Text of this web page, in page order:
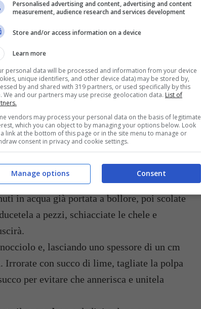
1 CIPOLLA ROSSA 2LIME
in acqua già portata a bollore, poi scolate
a pezzi, schiacciate le chele e
e, lasciando uno spessore di un cm
Irrorate con succo di lime, tagliate la polpa
per evitare che annerisca e unitela
Personalised advertising and content, advertising and content
measurement, audience research and services development
Store and/or access information on a device
Learn more
personal data will be processed and information from your device
unique identifiers, and other device data) may be stored by,
by and shared with 319 partners, or used specifically by this
We and our partners may use precise geolocation data. List of
vendors may process your personal data on the basis of legitimate
which you can object to by managing your options below. Look
link at the bottom of this page or in the site menu to manage or
consent in privacy and cookie settings.
Consent
Manage options